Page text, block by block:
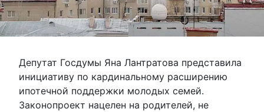
Депутат Госдумы Яна Лантратова представила
инициативу по кардинальному расширению
ипотечной поддержки молодых семей.
Законопроект нацелен на родителей, не